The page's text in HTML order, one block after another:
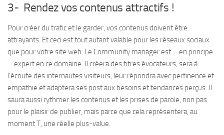
3- Rendez vos contenus attractifs !
Pour créer du trafic et le garder, vos contenus doivent être
attrayants. Et ceci est tout autant valable pour les réseaux sociaux
que pour votre site web. Le Community manager est – en principe
– expert en ce domaine. Il créera des titres évocateurs, sera à
l’écoute des internautes visiteurs, leur répondra avec pertinence et
empathie et adaptera ses post aux besoins et tendances perçus. Il
saura aussi rythmer les contenus et les prises de parole, non pas
pour le plaisir de publier, mais parce que cela représentera, au
moment T, une réelle plus-value.